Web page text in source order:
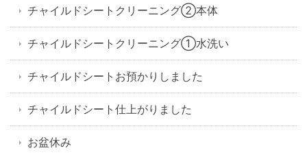
チャイルドシートクリーニング②本体
チャイルドシートクリーニング①水洗い
チャイルドシートお預かりしました
チャイルドシート仕上がりました
お盆休み